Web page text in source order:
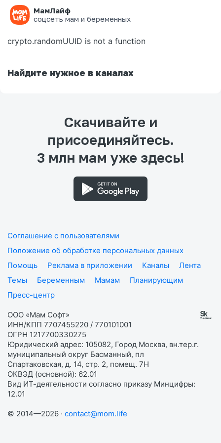
МамЛайф
соцсеть мам и беременных
Ошибка на странице
crypto.randomUUID is not a function
Найдите нужное в каналах
Скачивайте и
присоединяйтесь.
3 млн мам уже здесь!
Соглашение с пользователями
Положение об обработке персональных данных
Помощь
Реклама в приложении Каналы
Лента
Темы
Беременным Мамам
Планирующим
Пресс-центр
ООО «Мам Софт»
ИНН/КПП 7707455220 / 770101001
ОГРН 1217700330275
Юридический адрес: 105082, Город Москва, вн.тер.г.
муниципальный округ Басманный, пл
Спартаковская, д. 14, стр. 2, помещ. 7Н
ОКВЭД (основной): 62.01
Вид ИТ-деятельности согласно приказу Минцифры:
12.01
© 2014—2026 · contact@mom.life